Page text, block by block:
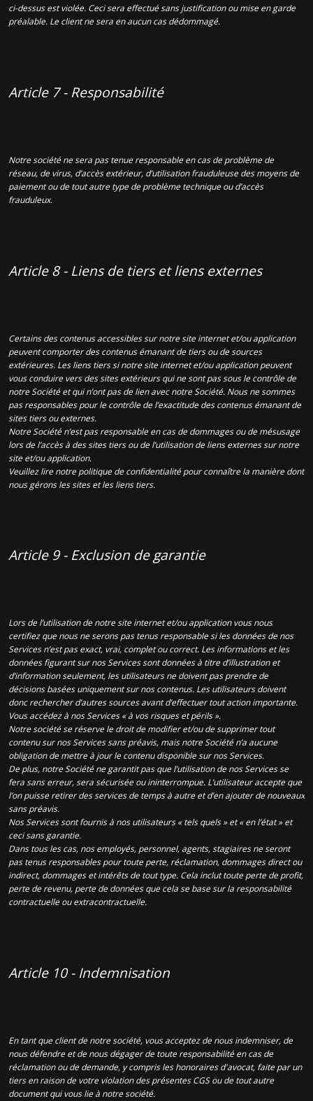
ci-dessus est violée. Ceci sera effectué sans justification ou mise en garde
préalable. Le client ne sera en aucun cas dédommagé.
Article 7 - Responsabilité
Notre société ne sera pas tenue responsable en cas de problème de
réseau, de virus, d’accès extérieur, d’utilisation frauduleuse des moyens de
paiement ou de tout autre type de problème technique ou d’accès
frauduleux.
Article 8 - Liens de tiers et liens externes
Certains des contenus accessibles sur notre site internet et/ou application
peuvent comporter des contenus émanant de tiers ou de sources
extérieures. Les liens tiers si notre site internet et/ou application peuvent
vous conduire vers des sites extérieurs qui ne sont pas sous le contrôle de
notre Société et qui n’ont pas de lien avec notre Société. Nous ne sommes
pas responsables pour le contrôle de l’exactitude des contenus émanant de
sites tiers ou externes.
Notre Société n’est pas responsable en cas de dommages ou de mésusage
lors de l’accès à des sites tiers ou de l’utilisation de liens externes sur notre
site et/ou application.
Veuillez lire notre politique de confidentialité pour connaître la manière dont
nous gérons les sites et les liens tiers.
Article 9 - Exclusion de garantie
Lors de l’utilisation de notre site internet et/ou application vous nous
certifiez que nous ne serons pas tenus responsable si les données de nos
Services n’est pas exact, vrai, complet ou correct. Les informations et les
données figurant sur nos Services sont données à titre d’illustration et
d’information seulement, les utilisateurs ne doivent pas prendre de
décisions basées uniquement sur nos contenus. Les utilisateurs doivent
donc rechercher d’autres sources avant d’effectuer tout action importante.
Vous accédez à nos Services « à vos risques et périls ».
Notre société se réserve le droit de modifier et/ou de supprimer tout
contenu sur nos Services sans préavis, mais notre Société n’a aucune
obligation de mettre à jour le contenu disponible sur nos Services.
De plus, notre Société ne garantit pas que l’utilisation de nos Services se
fera sans erreur, sera sécurisée ou ininterrompue. L’utilisateur accepte que
l’on puisse retirer des services de temps à autre et d’en ajouter de nouveaux
sans préavis.
Nos Services sont fournis à nos utilisateurs « tels quels » et « en l’état » et
ceci sans garantie.
Dans tous les cas, nos employés, personnel, agents, stagiaires ne seront
pas tenus responsables pour toute perte, réclamation, dommages direct ou
indirect, dommages et intérêts de tout type. Cela inclut toute perte de profit,
perte de revenu, perte de données que cela se base sur la responsabilité
contractuelle ou extracontractuelle.
Article 10 - Indemnisation
En tant que client de notre société, vous acceptez de nous indemniser, de
nous défendre et de nous dégager de toute responsabilité en cas de
réclamation ou de demande, y compris les honoraires d'avocat, faite par un
tiers en raison de votre violation des présentes CGS ou de tout autre
document qui vous lie à notre société.